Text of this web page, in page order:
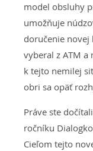
model obsluhy
umožňuje
doručenie
vyberal z ATM
k tejto nemilej
obri sa opäť
Práve ste
ročníku
Cieľom tejto